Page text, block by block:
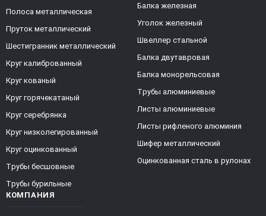
КОМПАНИЯ
Полоса металлическая
Пруток металлический
Шестигранник металлический
Круг калиброванный
Круг кованый
Круг горячекатаный
Круг серебрянка
Круг низколегированный
Круг оцинкованный
Трубы бесшовные
Трубы бурильные
Балка железная
Уголок железный
Швеллер стальной
Балка двутавровая
Балка монорельсовая
Трубы алюминиевые
Листы алюминиевые
Листы рифленого алюминия
Шифер металлический
Оцинкованная сталь в рулонах